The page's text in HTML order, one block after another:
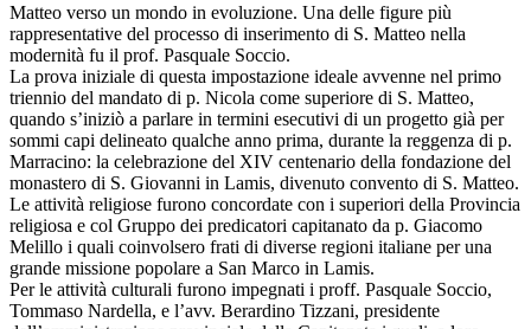
Matteo verso un mondo in evoluzione. Una delle figure più
rappresentative del processo di inserimento di S. Matteo nella
modernità fu il prof. Pasquale Soccio.
La prova iniziale di questa impostazione ideale avvenne nel primo
triennio del mandato di p. Nicola come superiore di S. Matteo,
quando s’iniziò a parlare in termini esecutivi di un progetto già per
sommi capi delineato qualche anno prima, durante la reggenza di p.
Marracino: la celebrazione del XIV centenario della fondazione del
monastero di S. Giovanni in Lamis, divenuto convento di S. Matteo.
Le attività religiose furono concordate con i superiori della Provincia
religiosa e col Gruppo dei predicatori capitanato da p. Giacomo
Melillo i quali coinvolsero frati di diverse regioni italiane per una
grande missione popolare a San Marco in Lamis.
Per le attività culturali furono impegnati i proff. Pasquale Soccio,
Tommaso Nardella, e l’avv. Berardino Tizzani, presidente